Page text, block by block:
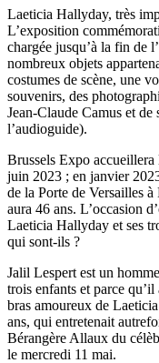
Laeticia Hallyday, très
L’exposition
chargée jusqu’à la fin de
nombreux objets
costumes de scène, une
souvenirs, des
Jean-Claude Camus et
l’audioguide).
Brussels Expo
juin 2023 ; en janvier
de la Porte de Versailles
aura 46 ans. L’occasion
Laeticia Hallyday et ses
qui sont-ils ?
Jalil Lespert est un
trois enfants et parce qu’il
bras amoureux de
ans, qui entretenait
Bérangère Allaux du
le mercredi 11 mai.